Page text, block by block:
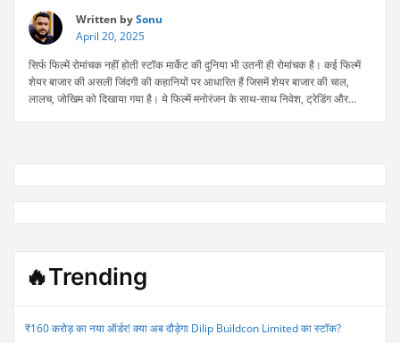
Written bySonu
April 20, 2025
सिर्फ फिल्में रोमांचक नहीं होती स्टॉक मार्केट की दुनिया भी उतनी ही रोमांचक है। कई फिल्में
शेयर बाजार की असली जिंदगी की कहानियों पर आधारित हैं जिसमें शेयर बाजार की चाल,
लालच, जोखिम को दिखाया गया है। ये फिल्में मनोरंजन के साथ-साथ निवेश, ट्रेडिंग और
🔥Trending
₹160 करोड़ का नया ऑर्डर! क्या अब दौड़ेगा Dilip Buildcon Limited का स्टॉक?